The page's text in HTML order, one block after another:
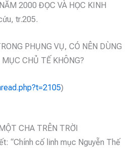
2000 ĐỌC VÀ HỌC KINH
tr.205.
PHỤNG VỤ, CÓ NÊN DÙNG
CHỦ TẾ KHÔNG?
)
CHA TRÊN TRỜI
“Chính cố linh mục Nguyễn Thế